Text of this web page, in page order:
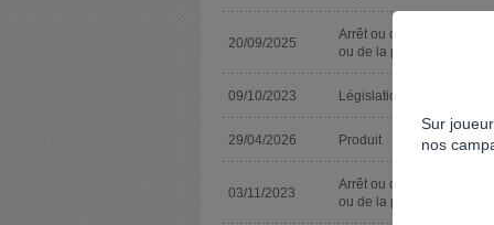
20/09/2025
Arrêt ou diminution de la
ou de la pratique de jeu
09/10/2023 Législation
29/04/2026 Produit
03/11/2023
Arrêt ou diminution de la
ou de la pratique de jeu
Sur
nos